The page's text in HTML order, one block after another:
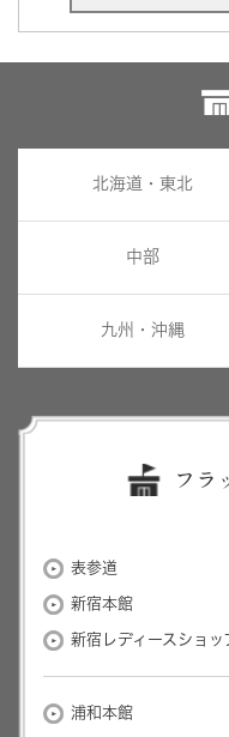
北海道・東北
中部
九州・沖縄
フラ
表参道
新宿本館
新宿レディースショッ
浦和本館